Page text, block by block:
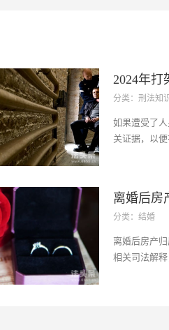
2024年打
斗殴受伤
分类：刑法知
如果遭受了
关证据，以
离婚后房
分类：结婚
离婚后房产
相关司法解